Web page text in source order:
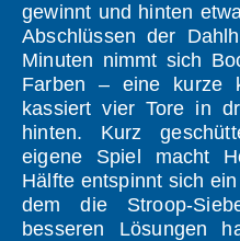
gewinnt und hinten
Abschlüssen der
Minuten nimmt sich
Farben – eine kurze
kassiert vier Tore in
hinten. Kurz
eigene Spiel macht
Hälfte entspinnt sich
dem die Stroop-
besseren Lösungen